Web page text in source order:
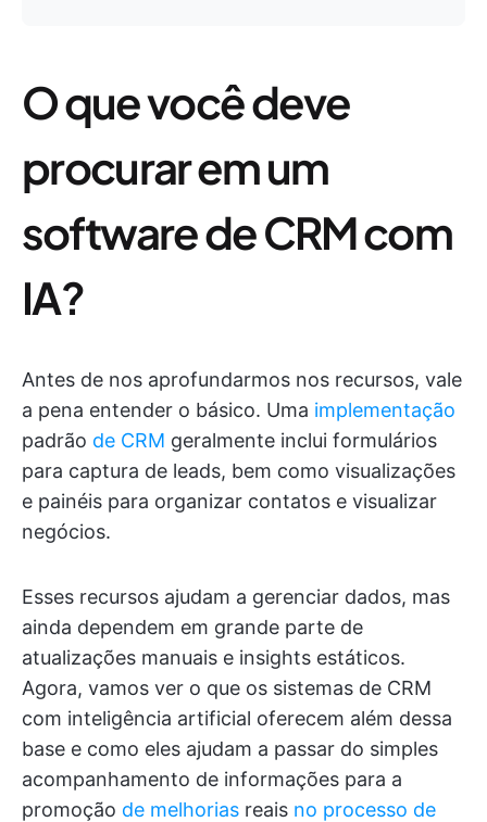
O que você deve
procurar em um
software de CRM com
IA?
Antes de nos aprofundarmos nos recursos, vale
a pena entender o básico. Uma implementação
padrão de CRM geralmente inclui formulários
para captura de leads, bem como visualizações
e painéis para organizar contatos e visualizar
negócios.
Esses recursos ajudam a gerenciar dados, mas
ainda dependem em grande parte de
atualizações manuais e insights estáticos.
Agora, vamos ver o que os sistemas de CRM
com inteligência artificial oferecem além dessa
base e como eles ajudam a passar do simples
acompanhamento de informações para a
promoção de melhorias reais no processo de